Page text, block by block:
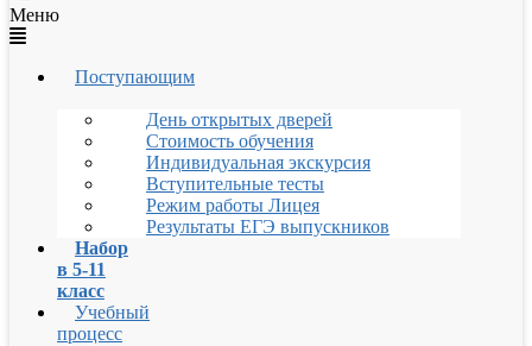
Меню
Поступающим
День открытых дверей
Стоимость обучения
Индивидуальная экскурсия
Вступительные тесты
Режим работы Лицея
Результаты ЕГЭ выпускников
Набор
в 5-11
класс
Учебный
процесс